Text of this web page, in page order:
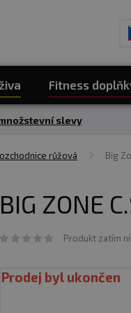
Fitness
slevy
růžová Big
BIG ZONE
Produkt zatím
Prodej byl ukončen